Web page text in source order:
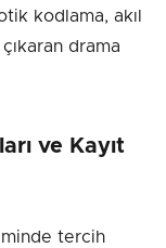
kodlama, akıl
drama
ve Kayıt
tercih